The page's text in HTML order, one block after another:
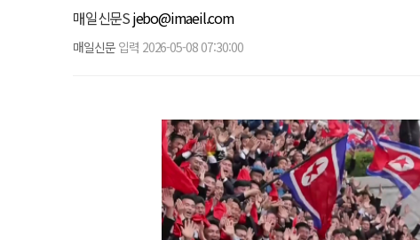
매일신문Sjebo@imaeil.com
매일신문 입력 2026-05-08 07:30:00